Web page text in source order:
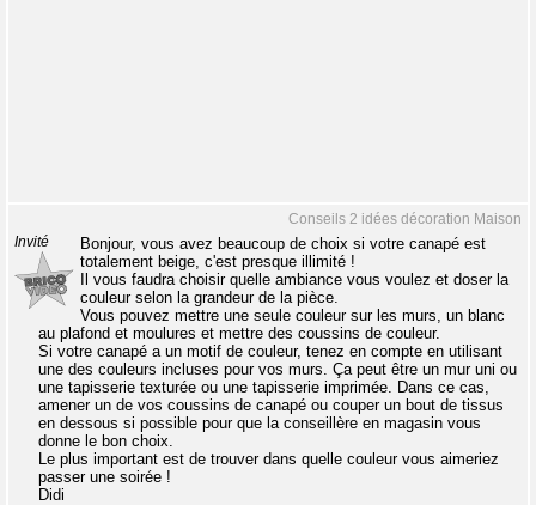
Conseils 2 idées décoration Maison
Invité
Bonjour, vous avez beaucoup de choix si votre canapé est
totalement beige, c'est presque illimité !
Il vous faudra choisir quelle ambiance vous voulez et doser la
couleur selon la grandeur de la pièce.
Vous pouvez mettre une seule couleur sur les murs, un blanc
au plafond et moulures et mettre des coussins de couleur.
Si votre canapé a un motif de couleur, tenez en compte en utilisant
une des couleurs incluses pour vos murs. Ça peut être un mur uni ou
une tapisserie texturée ou une tapisserie imprimée. Dans ce cas,
amener un de vos coussins de canapé ou couper un bout de tissus
en dessous si possible pour que la conseillère en magasin vous
donne le bon choix.
Le plus important est de trouver dans quelle couleur vous aimeriez
passer une soirée !
Didi